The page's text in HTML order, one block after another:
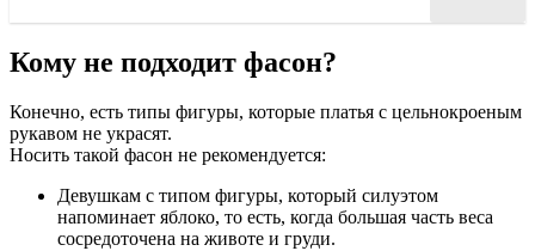
Кому не подходит фасон?
Конечно, есть типы фигуры, которые платья с цельнокроеным
рукавом не украсят.
Носить такой фасон не рекомендуется:
Девушкам с типом фигуры, который силуэтом
напоминает яблоко, то есть, когда большая часть веса
сосредоточена на животе и груди.